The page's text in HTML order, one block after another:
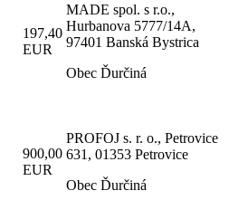
197,40
EUR
MADE spol. s r.o.,
Hurbanova 5777/14A,
97401 Banská Bystrica
Obec Ďurčiná
900,00
EUR
PROFOJ s. r. o., Petrovice
631, 01353 Petrovice
Obec Ďurčiná